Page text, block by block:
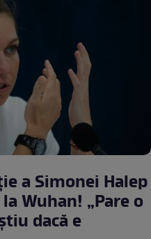
a Simonei Halep
Wuhan! „Pare o
dacă e